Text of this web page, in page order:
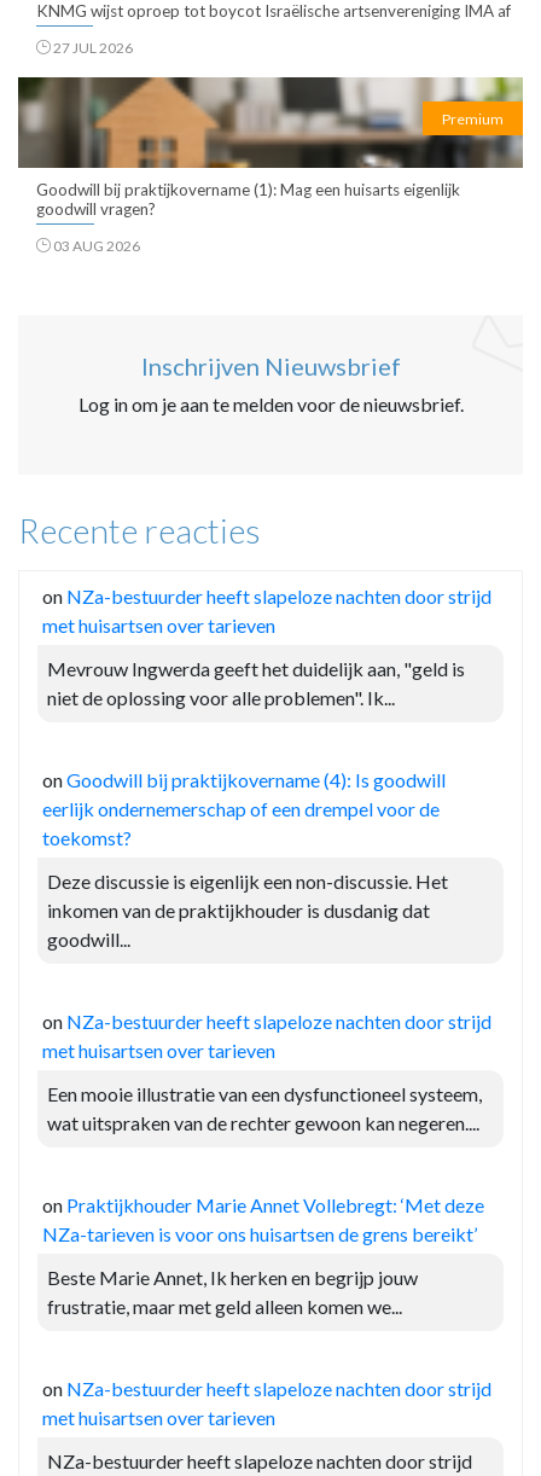
KNMG wijst oproep tot boycot Israëlische artsenvereniging IMA af
27 JUL 2026
Premium
Goodwill bij praktijkovername (1): Mag een huisarts eigenlijk
goodwill vragen?
03 AUG 2026
Inschrijven Nieuwsbrief
Log in om je aan te melden voor de nieuwsbrief.
Recente reacties
on NZa-bestuurder heeft slapeloze nachten door strijd
met huisartsen over tarieven
Mevrouw Ingwerda geeft het duidelijk aan, "geld is
niet de oplossing voor alle problemen". Ik...
onGoodwill bij praktijkovername (4): Is goodwill
eerlijk ondernemerschap of een drempel voor de
toekomst?
Deze discussie is eigenlijk een non-discussie. Het
inkomen van de praktijkhouder is dusdanig dat
goodwill...
on NZa-bestuurder heeft slapeloze nachten door strijd
met huisartsen over tarieven
Een mooie illustratie van een dysfunctioneel systeem,
wat uitspraken van de rechter gewoon kan negeren....
on Praktijkhouder Marie Annet Vollebregt: ‘Met deze
NZa-tarieven is voor ons huisartsen de grens bereikt’
Beste Marie Annet, Ik herken en begrijp jouw
frustratie, maar met geld alleen komen we...
on NZa-bestuurder heeft slapeloze nachten door strijd
met huisartsen over tarieven
NZa-bestuurder heeft slapeloze nachten door strijd